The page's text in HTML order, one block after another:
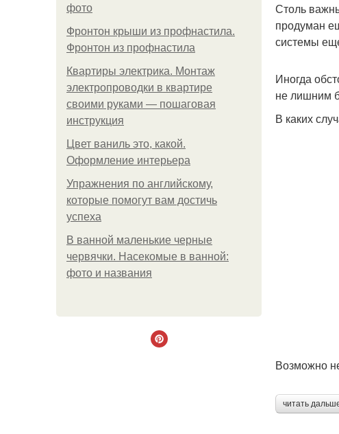
фото
Фронтон крыши из профнастила.
Фронтон из профнастила
Квартиры электрика. Монтаж
электропроводки в квартире
своими руками — пошаговая
инструкция
Цвет ваниль это, какой.
Оформление интерьера
Упражнения по английскому,
которые помогут вам достичь
успеха
В ванной маленькие черные
червячки. Насекомые в ванной:
фото и названия
Столь
продуман
системы
Иногда
не лишним
В каких
Возможно
читать